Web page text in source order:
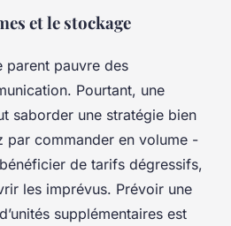
et le stockage
parent pauvre des
Pourtant, une
saborder une stratégie bien
par commander en volume -
de tarifs dégressifs,
les imprévus. Prévoir une
d’unités supplémentaires est